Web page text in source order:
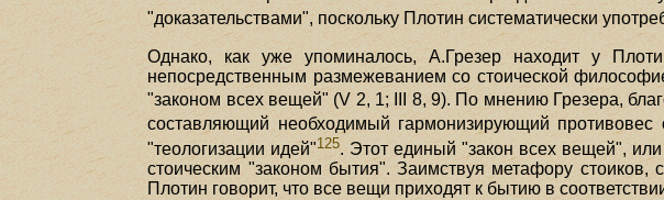
"доказательствами", поскольку Плотин систематически
Однако, как уже упоминалось, А.Грезер находит у
непосредственным размежеванием со стоической
"законом всех вещей" (V 2, 1; III 8, 9). По мнению Грезера,
составляющий необходимый гармонизирующий противовес
"теологизации идей"125. Этот единый "закон всех вещей",
стоическим "законом бытия". Заимствуя метафору
Плотин говорит, что все вещи приходят к бытию в